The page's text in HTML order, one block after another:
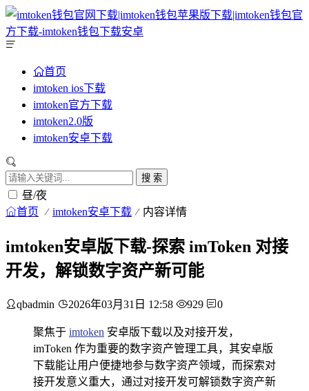
首页
imtoken ios下载
imtoken官方下载
imtoken2.0版
imtoken安卓下载
搜 索
昼/夜
首页 imtoken安卓下载 内容详情
imtoken安卓版下载-探索 imToken 对接
开发，解锁数字资产新可能
qbadmin 2026年03月31日 12:58 929 0
聚焦于 imtoken 安卓版下载以及对接开发，
imToken 作为重要的数字资产管理工具，其安卓版
下载能让用户便捷地参与数字资产领域，而探索对
接开发意义重大，通过对接开发可解锁数字资产新